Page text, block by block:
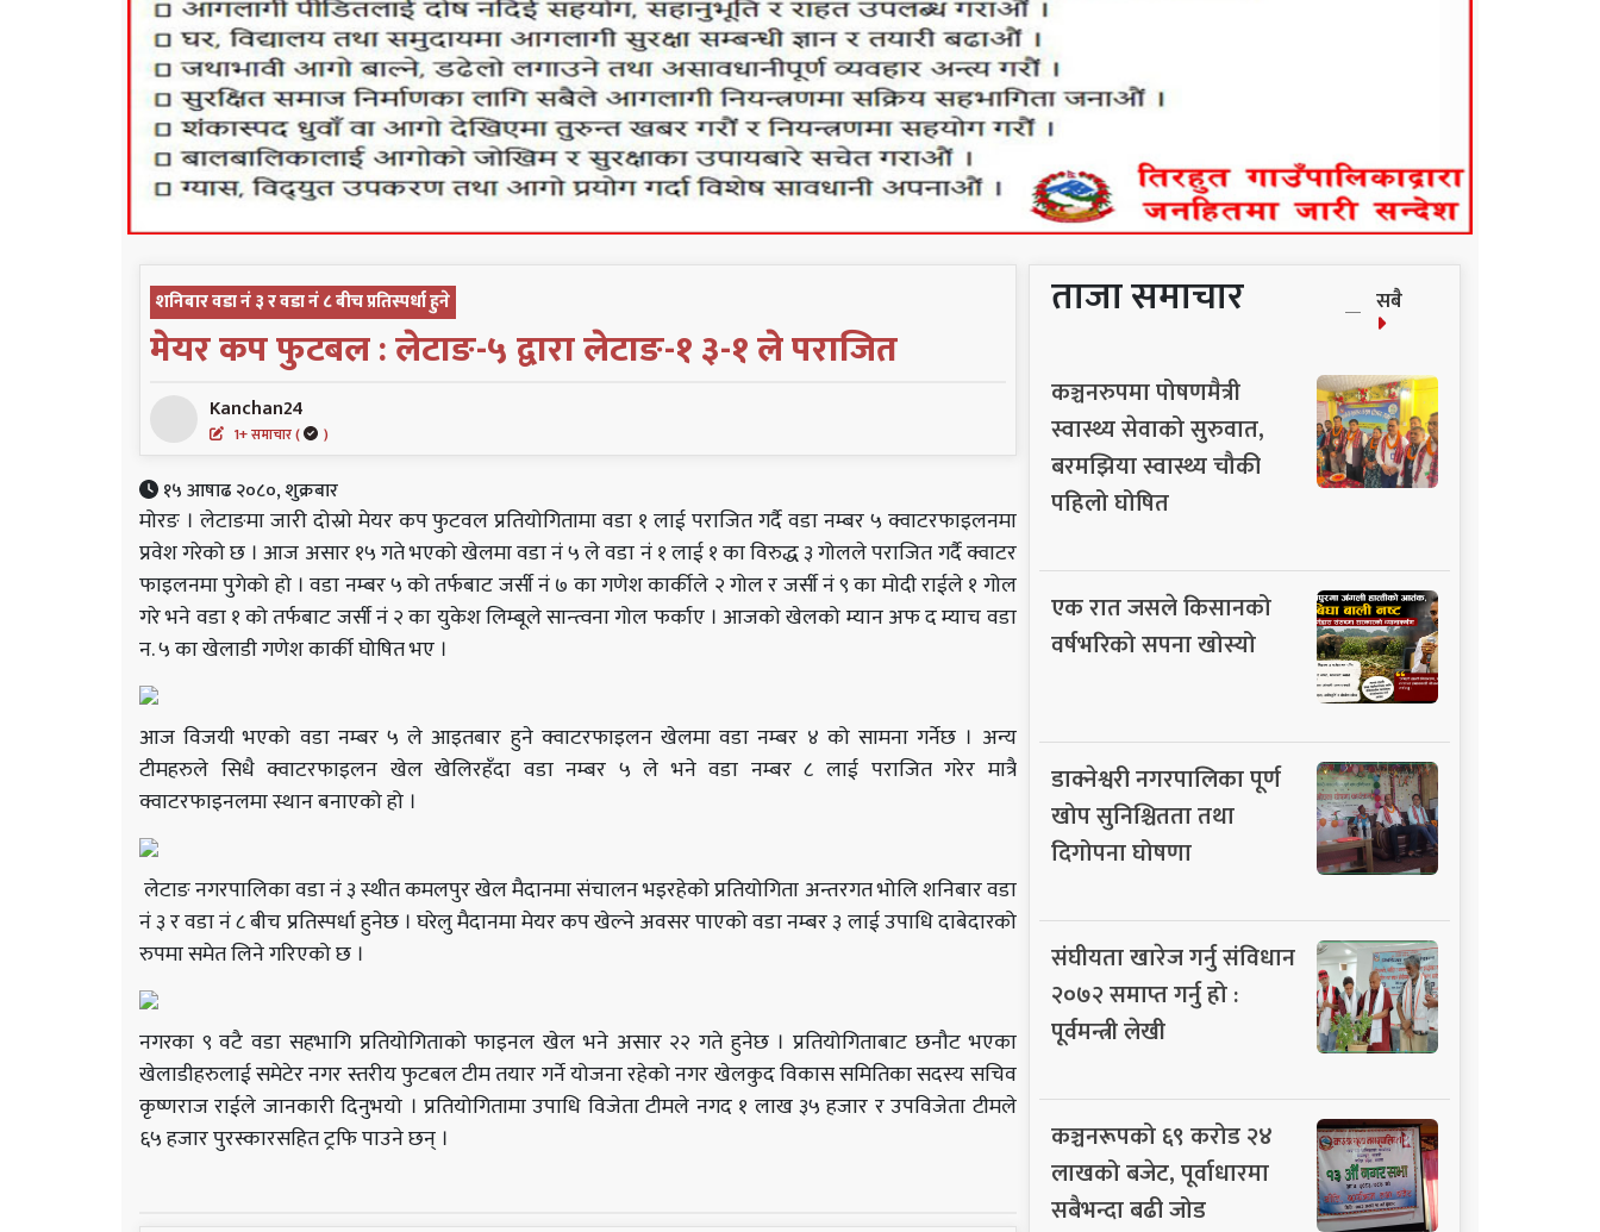
शनिबार वडा नं ३ र वडा नं ८ बीच प्रतिस्पर्धा हुने
मेयर कप फुटबल : लेटाङ-५ द्वारा लेटाङ-१ ३-१ ले पराजित
Kanchan24
1+ समाचार ( )
१५ आषाढ २०८०, शुक्रबार
मोरङ । लेटाङमा जारी दोस्रो मेयर कप फुटवल प्रतियोगितामा वडा १ लाई पराजित गर्दै वडा नम्बर ५ क्वाटरफाइलनमा
प्रवेश गरेको छ । आज असार १५ गते भएको खेलमा वडा नं ५ ले वडा नं १ लाई १ का विरुद्ध ३ गोलले पराजित गर्दै क्वाटर
फाइलनमा पुगेको हो । वडा नम्बर ५ को तर्फबाट जर्सी नं ७ का गणेश कार्कीले २ गोल र जर्सी नं ९ का मोदी राईले १ गोल
गरे भने वडा १ को तर्फबाट जर्सी नं २ का युकेश लिम्बूले सान्त्वना गोल फर्काए । आजको खेलको म्यान अफ द म्याच वडा
न. ५ का खेलाडी गणेश कार्की घोषित भए ।
आज विजयी भएको वडा नम्बर ५ ले आइतबार हुने क्वाटरफाइलन खेलमा वडा नम्बर ४ को सामना गर्नेछ । अन्य
टीमहरुले सिधै क्वाटरफाइलन खेल खेलिरहँदा वडा नम्बर ५ ले भने वडा नम्बर ८ लाई पराजित गरेर मात्रै
क्वाटरफाइनलमा स्थान बनाएको हो ।
लेटाङ नगरपालिका वडा नं ३ स्थीत कमलपुर खेल मैदानमा संचालन भइरहेको प्रतियोगिता अन्तरगत भोलि शनिबार वडा
नं ३ र वडा नं ८ बीच प्रतिस्पर्धा हुनेछ । घरेलु मैदानमा मेयर कप खेल्ने अवसर पाएको वडा नम्बर ३ लाई उपाधि दाबेदारको
रुपमा समेत लिने गरिएको छ ।
नगरका ९ वटै वडा सहभागि प्रतियोगिताको फाइनल खेल भने असार २२ गते हुनेछ । प्रतियोगिताबाट छनौट भएका
खेलाडीहरुलाई समेटेर नगर स्तरीय फुटबल टीम तयार गर्ने योजना रहेको नगर खेलकुद विकास समितिका सदस्य सचिव
कृष्णराज राईले जानकारी दिनुभयो । प्रतियोगितामा उपाधि विजेता टीमले नगद १ लाख ३५ हजार र उपविजेता टीमले
६५ हजार पुरस्कारसहित ट्रफि पाउने छन् ।
ताजा समाचार सबै
कञ्चनरुपमा पोषणमैत्री
स्वास्थ्य सेवाको सुरुवात,
बरमझिया स्वास्थ्य चौकी
पहिलो घोषित
एक रात जसले किसानको
वर्षभरिको सपना खोस्यो
डाक्नेश्वरी नगरपालिका पूर्ण
खोप सुनिश्चितता तथा
दिगोपना घोषणा
संघीयता खारेज गर्नु संविधान
२०७२ समाप्त गर्नु हो :
पूर्वमन्त्री लेखी
कञ्चनरूपको ६९ करोड २४
लाखको बजेट, पूर्वाधारमा
सबैभन्दा बढी जोड